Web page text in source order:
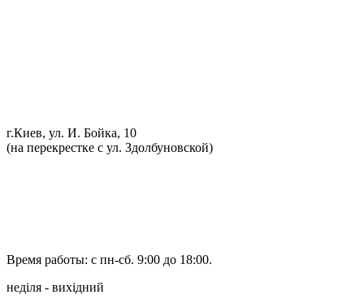
г.Киев, ул. И. Бойка, 10
(на перекрестке с ул. Здолбуновской)
Время работы: с пн-сб. 9:00 до 18:00.
неділя - вихідний